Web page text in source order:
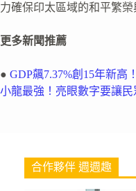
力確保印太區域的和平繁榮
更多新聞推薦
● GDP飆7.37%創15年新
小龍最強！亮眼數字要讓民
合作夥伴 週週趣